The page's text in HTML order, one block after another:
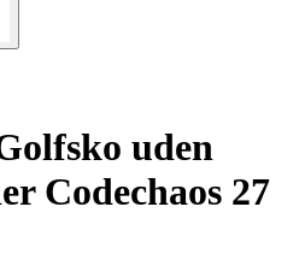
uden
Codechaos 27